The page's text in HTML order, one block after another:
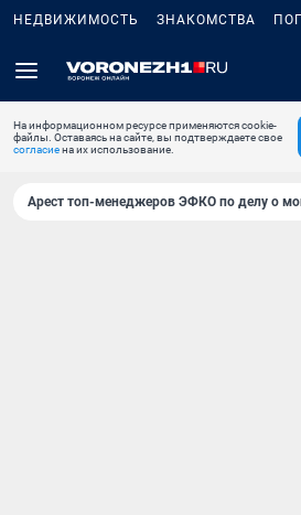
НЕДВИЖИМОСТЬ ЗНАКОМСТВА
На информационном ресурсе применяются cookie-
файлы. Оставаясь на сайте, вы подтверждаете свое
согласиена их использование.
Арест топ-менеджеров ЭФКО по делу о